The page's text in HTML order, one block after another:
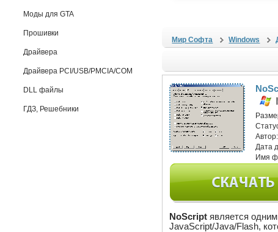
Моды для GTA
Прошивки
Драйвера
Драйвера PCI/USB/PMCIA/COM
DLL файлы
ГДЗ, Решебники
Мир Софта Windows
Автор:
Дата
Имя
NoScript является
JavaScript/Java/Flash,